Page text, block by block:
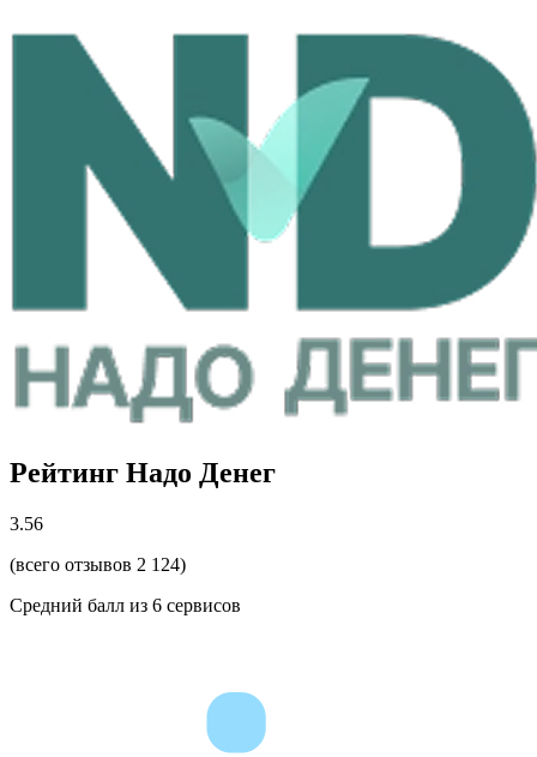
Рейтинг Надо Денег
3.56
(всего отзывов 2 124)
Средний балл из 6 сервисов